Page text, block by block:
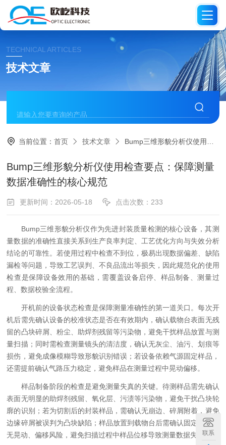
TECHNICAL ARTICLES
技术文章
当前位置：首页 技术文章 Bump三维形貌分析仪使用检查要点：保障测量数据准确性的核心规范
Bump三维形貌分析仪使用检查要点：保障测量
数据准确性的核心规范
更新时间：2026-05-18 点击次数：233
Bump三维形貌分析仪作为先进封装质量检测的核心设备，其测
量数据的准确性直接关系到生产良率判定、工艺优化方向与失效分析
结论的可靠性。若使用过程中检查不到位，极易出现数据偏差、缺陷
漏检等问题，导致工艺误判、不良品流出等损失，因此规范化的使用
检查是保障设备效用的基础，需覆盖设备启停、样品制备、测量过
程、数据校验全流程。
开机前的设备状态检查是保障测量准确性的第一道关口。每次开
机后需先确认设备的校准状态是否在有效期内，确认载物台表面无残
留的凸块碎屑、粉尘、助焊剂残留等污染物，避免干扰样品放置与测
量扫描；同时需检查测量镜头的清洁度，确认无灰尘、油污、划痕等
损伤，避免成像模糊导致形貌识别错误；若设备依赖气源固定样品，
还需提前确认气路压力稳定，避免样品在测量过程中晃动偏移。
样品制备阶段的检查是避免测量失真的关键。待测样品需先确认
表面无明显的助焊剂残留、氧化层、污渍等污染物，避免干扰凸块轮
廓的识别；若为切割后的封装样品，需确认无崩边、碎屑附着，避免
边缘碎屑被误判为凸块缺陷；样品放置到载物台后需确认固定牢固，
无晃动、偏移风险，避免扫描过程中样品位移导致测量数据失真。
联系